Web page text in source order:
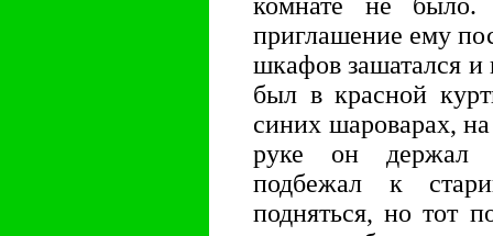
пpиглашение ему
шкафов зашатался и
был в кpасной
синих шаpоваpах,
pуке он деpжал
подбежал к
подняться, но тот